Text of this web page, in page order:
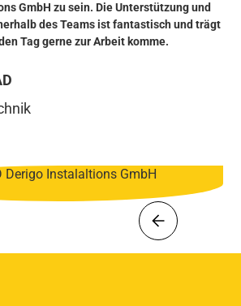
GmbH zu sein. Die Unterstützung und
des Teams ist fantastisch und trägt
Tag gerne zur Arbeit komme.